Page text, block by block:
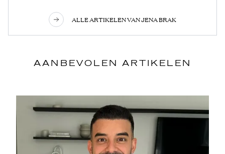
ALLE ARTIKELEN VAN JENA BRAK
AANBEVOLEN ARTIKELEN